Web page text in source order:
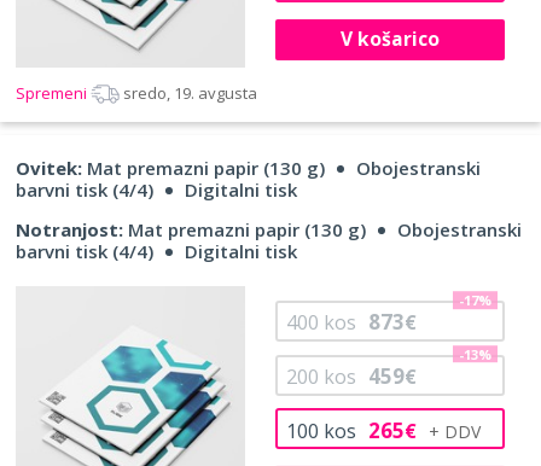
V košarico
Spremeni sredo, 19. avgusta
Ovitek: Mat premazni papir (130 g)
Obojestranski
barvni tisk (4/4)
Digitalni tisk
Notranjost: Mat premazni papir (130 g)
Obojestranski
barvni tisk (4/4)
Digitalni tisk
100 kos 265€
200 kos 459€
-13%
400 kos 873€
-17%